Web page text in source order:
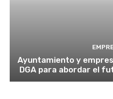
Ayuntamiento y
DGA para abordar el